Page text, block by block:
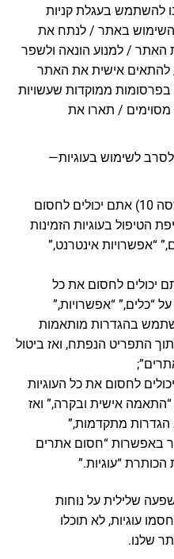
להשתמש בעגלת קניות
באתר / לנתח את
/ למנוע הונאה ולשפר
אישית את האתר
ממוקדות שעשויות
מסוימים / תארו את
לשימוש בעוגיות—
באינטרנט אקספלורר (גרסה 10) אתם יכולים לחסום
הטיפול בעוגיות הזמינות
“אפשרויות אינטרנט,”
(גרסה 24) אתם יכולים לחסום את כל
“כלים,” “אפשרויות,”
בהגדרות מותאמות
התפריט הנפתח, ואז ביטול
29), אתם יכולים לחסום את כל העוגיות
אישית ובקרה,” ואז
הגדרות מתקדמות,”
באפשרות “חסום אתרים
“עוגיות.”
שלילית על נוחות
עוגיות, לא תוכלו
שלנו.